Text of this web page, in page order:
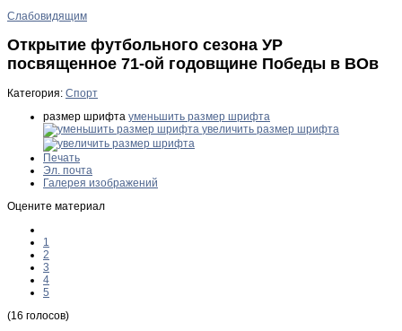
Слабовидящим
Открытие футбольного сезона УР
посвященное 71-ой годовщине Победы в ВОв
Категория: Спорт
размер шрифта уменьшить размер шрифта
увеличить размер шрифта
Печать
Эл. почта
Галерея изображений
Оцените материал
1
2
3
4
5
(16 голосов)